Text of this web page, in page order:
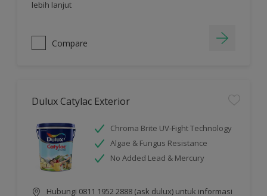
lebih lanjut
Compare
Dulux Catylac Exterior
Chroma Brite UV-Fight Technology
Algae & Fungus Resistance
No Added Lead & Mercury
Hubungi 0811 1952 2888 (ask dulux) untuk informasi